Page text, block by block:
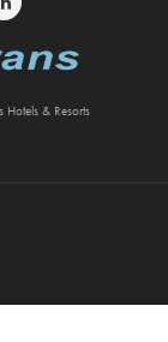
Hotels & Resorts